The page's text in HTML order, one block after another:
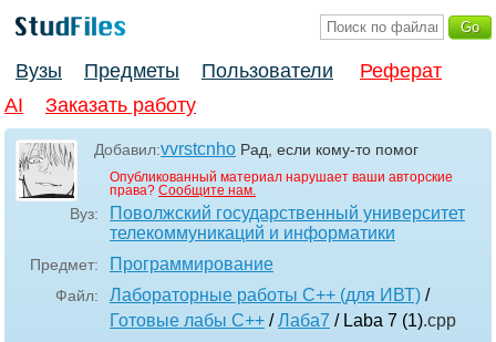
Вузы Предметы Пользователи
Реферат
AI
Заказать работу
Добавил:vvrstcnho Рад, если кому-то помог
Опубликованный материал нарушает ваши авторские
права? Сообщите нам.
Вуз:
Поволжский государственный университет
телекоммуникаций и информатики
Предмет: Программирование
Файл: Лабораторные работы С++ (для ИВТ) /
Готовые лабы С++ /Лаба7 / Laba 7 (1).cpp